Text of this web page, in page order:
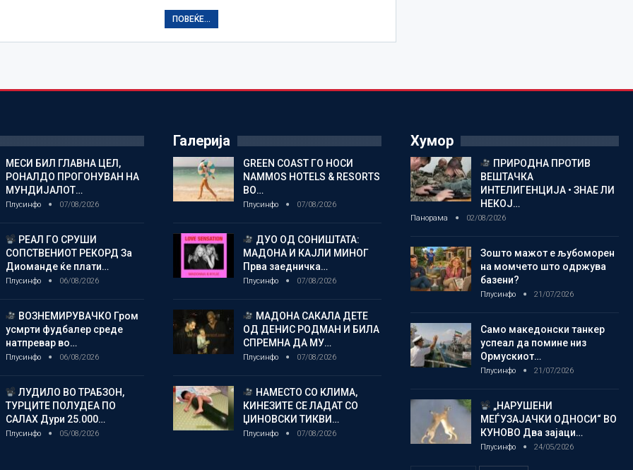
ПОВЕЌЕ...
МЕСИ БИЛ ГЛАВНА ЦЕЛ,
РОНАЛДО ПРОГОНУВАН НА
МУНДИЈАЛОТ…
Плусинфо 07/08/2026
РЕАЛ ГО СРУШИ
СОПСТВЕНИОТ РЕКОРД За
Диоманде ќе плати…
Плусинфо 06/08/2026
ВОЗНЕМИРУВАЧКО Гром
усмрти фудбалер среде
натпревар во…
Плусинфо 06/08/2026
ЛУДИЛО ВО ТРАБЗОН,
ТУРЦИТЕ ПОЛУДЕА ПО
САЛАХ Дури 25.000…
Плусинфо 05/08/2026
Галерија
GREEN COAST ГО НОСИ
NAMMOS HOTELS & RESORTS
ВО…
Плусинфо 07/08/2026
ДУО ОД СОНИШТАТА:
МАДОНА И КАЈЛИ МИНОГ
Прва заедничка…
Плусинфо 07/08/2026
МАДОНА САКАЛА ДЕТЕ
ОД ДЕНИС РОДМАН И БИЛА
СПРЕМНА ДА МУ…
Плусинфо 07/08/2026
НАМЕСТО СО КЛИМА,
КИНЕЗИТЕ СЕ ЛАДАТ СО
ЏИНОВСКИ ТИКВИ…
Плусинфо 07/08/2026
Хумор
ПРИРОДНА ПРОТИВ
ВЕШТАЧКА
ИНТЕЛИГЕНЦИЈА • ЗНАЕ ЛИ
НЕКОЈ…
Панорама 02/08/2026
Зошто мажот е љубоморен
на момчето што одржува
базени?
Плусинфо 21/07/2026
Само македонски танкер
успеал да помине низ
Ормускиот…
Плусинфо 21/07/2026
„НАРУШЕНИ
МЕЃУЗАЈАЧКИ ОДНОСИ“ ВО
КУНОВО Два зајаци…
Плусинфо 24/05/2026